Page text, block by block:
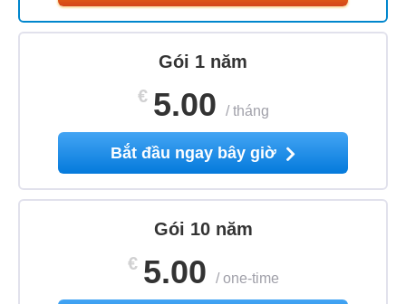
Gói 1 năm
€ 5.00 /tháng
Bắt đầu ngay bây giờ
Gói 10 năm
€ 5.00 /one-time